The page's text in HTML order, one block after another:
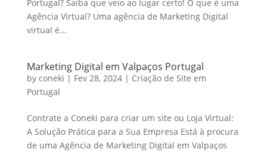
Portugal? Saiba que veio ao lugar certo! O que é uma
Agência Virtual? Uma agência de Marketing Digital
virtual é...
Marketing Digital em Valpaços Portugal
by coneki | Fev 28, 2024| Criação de Site em
Portugal
Contrate a Coneki para criar um site ou Loja Virtual:
A Solução Prática para a Sua Empresa Está à procura
de uma Agência de Marketing Digital em Valpaços